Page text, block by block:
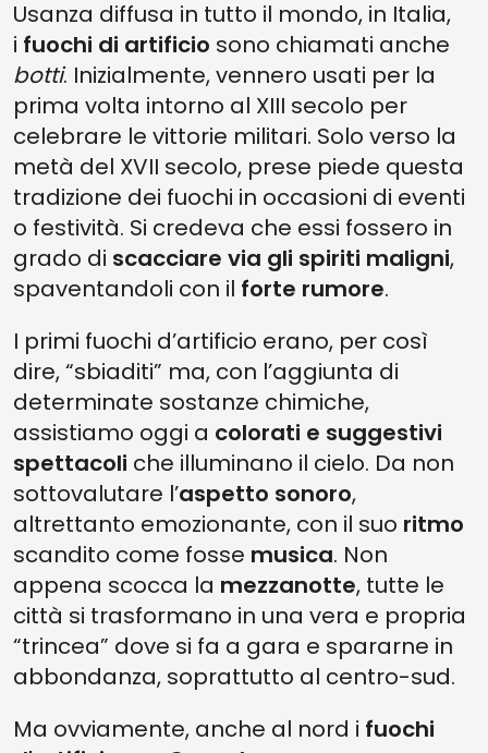
Usanza diffusa in tutto il mondo, in Italia,
i fuochi di artificio sono chiamati anche
botti. Inizialmente, vennero usati per la
prima volta intorno al XIII secolo per
celebrare le vittorie militari. Solo verso la
metà del XVII secolo, prese piede questa
tradizione dei fuochi in occasioni di eventi
o festività. Si credeva che essi fossero in
grado di scacciare via gli spiriti maligni,
spaventandoli con il forte rumore.
I primi fuochi d’artificio erano, per così
dire, “sbiaditi” ma, con l’aggiunta di
determinate sostanze chimiche,
assistiamo oggi a colorati e suggestivi
spettacoli che illuminano il cielo. Da non
sottovalutare l’aspetto sonoro,
altrettanto emozionante, con il suo ritmo
scandito come fosse musica. Non
appena scocca la mezzanotte, tutte le
città si trasformano in una vera e propria
“trincea” dove si fa a gara e spararne in
abbondanza, soprattutto al centro-sud.
Ma ovviamente, anche al nord i fuochi